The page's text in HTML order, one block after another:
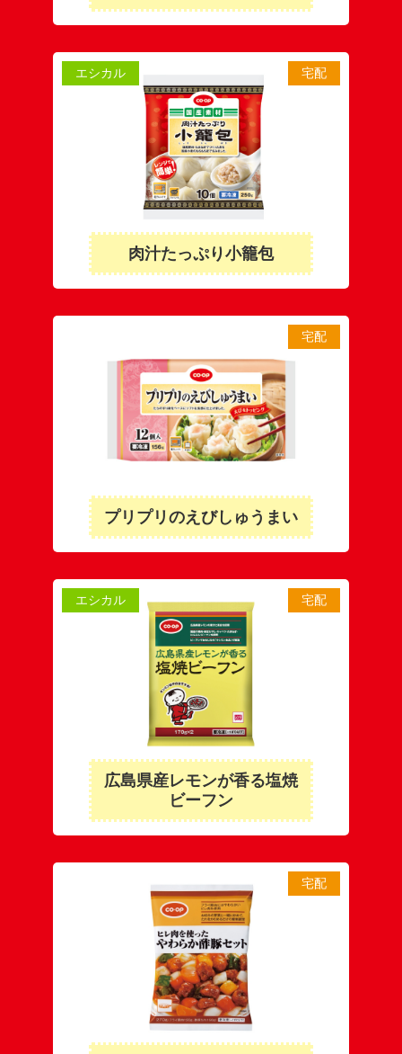
エシカル 宅配
肉汁たっぷり小籠包
宅配
プリプリのえびしゅうまい
エシカル 宅配
広島県産レモンが香る塩焼
ビーフン
宅配